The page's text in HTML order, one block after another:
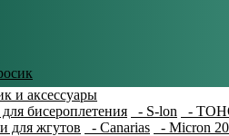
и аксессуары
бисероплетения
- S-lon -
для жгутов
- Canarias - Micron